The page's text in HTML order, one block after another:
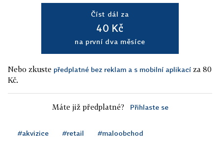
Číst dál za
40 Kč
na první dva měsíce
Nebo zkuste předplatné bez reklam a s mobilní aplikací za 80
Kč.
Máte již předplatné? Přihlaste se
#akvizice #retail #maloobchod